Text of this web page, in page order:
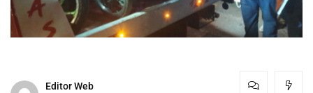
Editor Web